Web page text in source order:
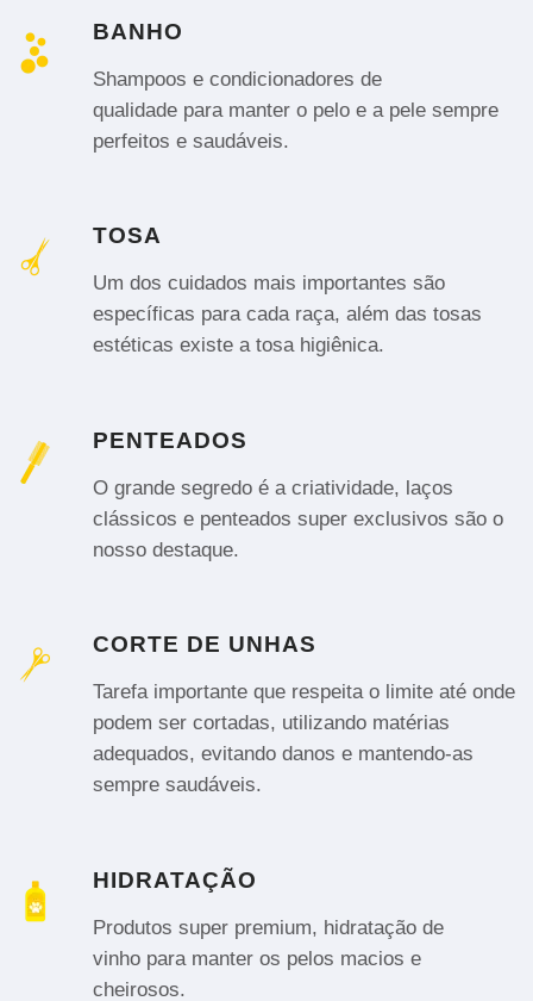
BANHO
Shampoos e condicionadores de
qualidade para manter o pelo e a pele sempre
perfeitos e saudáveis.
TOSA
Um dos cuidados mais importantes são
específicas para cada raça, além das tosas
estéticas existe a tosa higiênica.
PENTEADOS
O grande segredo é a criatividade, laços
clássicos e penteados super exclusivos são o
nosso destaque.
CORTE DE UNHAS
Tarefa importante que respeita o limite até onde
podem ser cortadas, utilizando matérias
adequados, evitando danos e mantendo-as
sempre saudáveis.
HIDRATAÇÃO
Produtos super premium, hidratação de
vinho para manter os pelos macios e
cheirosos.